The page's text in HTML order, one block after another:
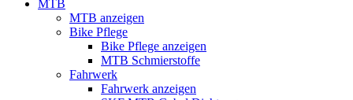
MTB
MTB anzeigen
Bike Pflege
Bike Pflege anzeigen
MTB Schmierstoffe
Fahrwerk
Fahrwerk anzeigen